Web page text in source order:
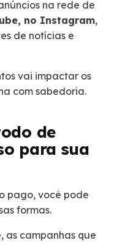
na rede de
no Instagram,
de notícias e
vai impactar os
com sabedoria.
de
para sua
pago, você pode
formas.
as campanhas que